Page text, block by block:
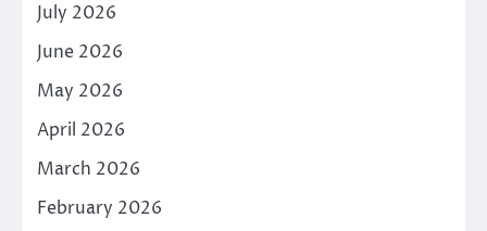
July 2026
June 2026
May 2026
April 2026
March 2026
February 2026